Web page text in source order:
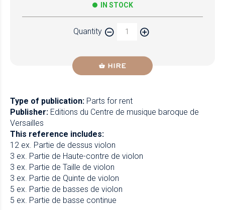
IN STOCK
Quantity
HIRE
Type of publication: Parts for rent
Publisher: Editions du Centre de musique baroque de
Versailles
This reference includes:
12 ex. Partie de dessus violon
3 ex. Partie de Haute-contre de violon
3 ex. Partie de Taille de violon
3 ex. Partie de Quinte de violon
5 ex. Partie de basses de violon
5 ex. Partie de basse continue